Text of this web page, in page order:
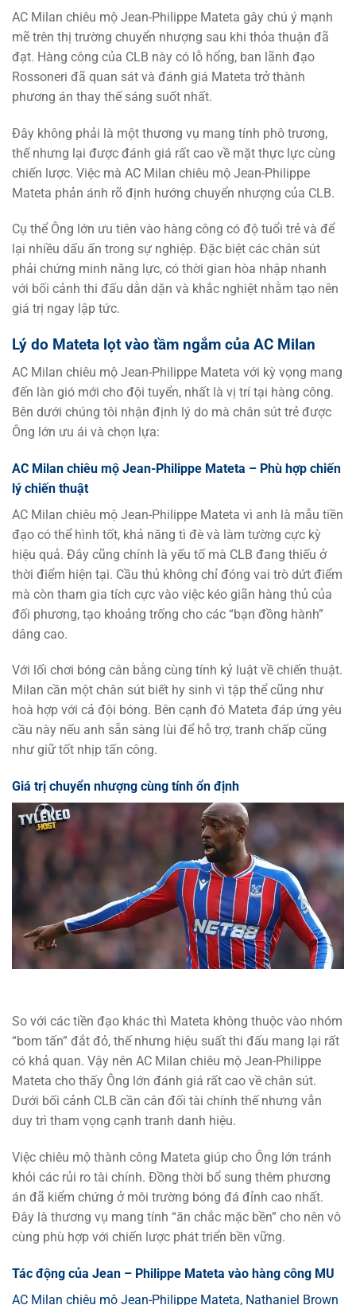
AC Milan chiêu mộ Jean-Philippe Mateta gây chú ý mạnh
mẽ trên thị trường chuyển nhượng sau khi thỏa thuận đã
đạt. Hàng công của CLB này có lỗ hổng, ban lãnh đạo
Rossoneri đã quan sát và đánh giá Mateta trở thành
phương án thay thế sáng suốt nhất.
Đây không phải là một thương vụ mang tính phô trương,
thế nhưng lại được đánh giá rất cao về mặt thực lực cùng
chiến lược. Việc mà AC Milan chiêu mộ Jean-Philippe
Mateta phản ánh rõ định hướng chuyển nhượng của CLB.
Cụ thể Ông lớn ưu tiên vào hàng công có độ tuổi trẻ và để
lại nhiều dấu ấn trong sự nghiệp. Đặc biệt các chân sút
phải chứng minh năng lực, có thời gian hòa nhập nhanh
với bối cảnh thi đấu dằn dặn và khắc nghiệt nhằm tạo nên
giá trị ngay lập tức.
Lý do Mateta lọt vào tầm ngắm của AC Milan
AC Milan chiêu mộ Jean-Philippe Mateta với kỳ vọng mang
đến làn gió mới cho đội tuyển, nhất là vị trí tại hàng công.
Bên dưới chúng tôi nhận định lý do mà chân sút trẻ được
Ông lớn ưu ái và chọn lựa:
AC Milan chiêu mộ Jean-Philippe Mateta – Phù hợp chiến
lý chiến thuật
AC Milan chiêu mộ Jean-Philippe Mateta vì anh là mẫu tiền
đạo có thể hình tốt, khả năng tì đè và làm tường cực kỳ
hiệu quả. Đây cũng chính là yếu tố mà CLB đang thiếu ở
thời điểm hiện tại. Cầu thủ không chỉ đóng vai trò dứt điểm
mà còn tham gia tích cực vào việc kéo giãn hàng thủ của
đối phương, tạo khoảng trống cho các “bạn đồng hành”
dâng cao.
Với lối chơi bóng cân bằng cùng tính kỷ luật về chiến thuật.
Milan cần một chân sút biết hy sinh vì tập thể cũng như
hoà hợp với cả đội bóng. Bên cạnh đó Mateta đáp ứng yêu
cầu này nếu anh sẵn sàng lùi để hỗ trợ, tranh chấp cũng
như giữ tốt nhịp tấn công.
Giá trị chuyển nhượng cùng tính ổn định
So với các tiền đạo khác thì Mateta không thuộc vào nhóm
“bom tấn” đắt đỏ, thế nhưng hiệu suất thi đấu mang lại rất
có khả quan. Vậy nên AC Milan chiêu mộ Jean-Philippe
Mateta cho thấy Ông lớn đánh giá rất cao về chân sút.
Dưới bối cảnh CLB cần cân đối tài chính thế nhưng vẫn
duy trì tham vọng cạnh tranh danh hiệu.
Việc chiêu mộ thành công Mateta giúp cho Ông lớn tránh
khỏi các rủi ro tài chính. Đồng thời bổ sung thêm phương
án đã kiểm chứng ở môi trường bóng đá đỉnh cao nhất.
Đây là thương vụ mang tính “ăn chắc mặc bền” cho nên vô
cùng phù hợp với chiến lược phát triển bền vững.
Tác động của Jean – Philippe Mateta vào hàng công MU
AC Milan chiêu mộ Jean-Philippe Mateta, Nathaniel Brown